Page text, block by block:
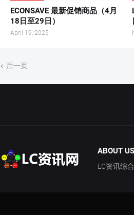
ECONSAVE 最新促销商品（4月
18日至29日）
April 19, 2025
后一页
ABOUT US
LC资讯综